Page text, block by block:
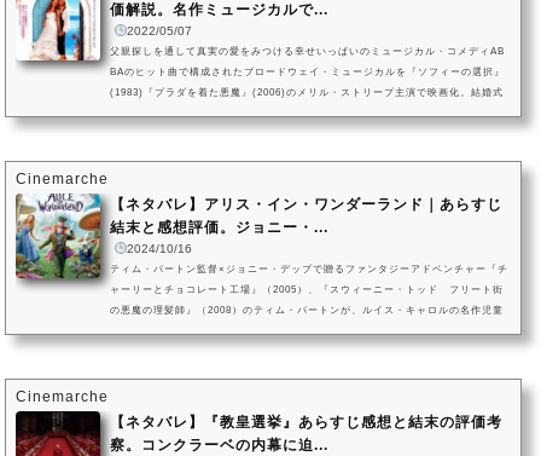
価解説。名作ミュージカルで...
2022/05/07
父親探しを通して真実の愛をみつける幸せいっぱいのミュージカル・コメディAB
BAのヒット曲で構成されたブロードウェイ・ミュージカルを『ソフィーの選択』
(1983)『プラダを着た悪魔』(2006)のメリル・ストリープ主演で映画化。結婚式
Cinemarche
【ネタバレ】アリス・イン・ワンダーランド｜あらすじ
結末と感想評価。ジョニー・...
2024/10/16
ティム・バートン監督×ジョニー・デップで贈るファンタジーアドベンチャー『チ
ャーリーとチョコレート工場』（2005）、『スウィーニー・トッド フリート街
の悪魔の理髪師』（2008）のティム・バートンが、ルイス・キャロルの名作児童
Cinemarche
【ネタバレ】『教皇選挙』あらすじ感想と結末の評価考
察。コンクラーベの内幕に迫...